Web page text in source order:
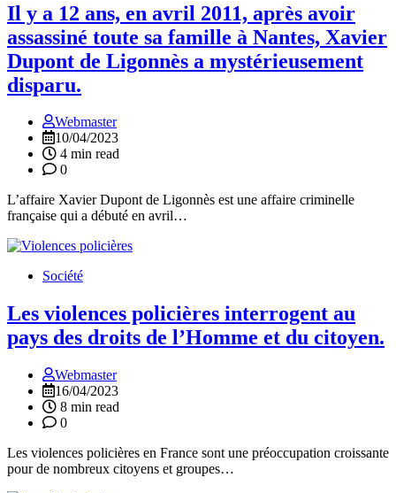
Il y a 12 ans, en avril 2011, après avoir
assassiné toute sa famille à Nantes, Xavier
Dupont de Ligonnès a mystérieusement
disparu.
Webmaster
10/04/2023
4 min read
0
L’affaire Xavier Dupont de Ligonnès est une affaire criminelle
française qui a débuté en avril…
Société
Les violences policières interrogent au
pays des droits de l’Homme et du citoyen.
Webmaster
16/04/2023
8 min read
0
Les violences policières en France sont une préoccupation croissante
pour de nombreux citoyens et groupes…